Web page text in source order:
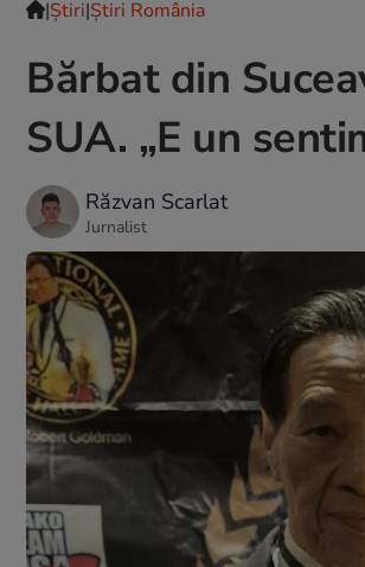
|Ştiri|Știri România
Bărbat din
SUA. „E un
Răzvan Scarlat
Jurnalist